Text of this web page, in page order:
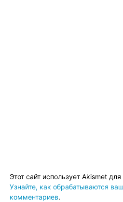
Этот сайт использует Akismet
Узнайте, как обрабатываются
комментариев.